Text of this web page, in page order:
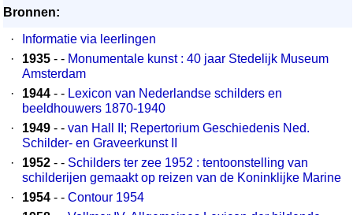
Bronnen:
·
Informatie via leerlingen
·
1935 - - Monumentale kunst : 40 jaar Stedelijk Museum
Amsterdam
·
1944 - - Lexicon van Nederlandse schilders en
beeldhouwers 1870-1940
·
1949 - - van Hall II; Repertorium Geschiedenis Ned.
Schilder- en Graveerkunst II
·
1952 - - Schilders ter zee 1952 : tentoonstelling van
schilderijen gemaakt op reizen van de Koninklijke Marine
·
1954 - - Contour 1954